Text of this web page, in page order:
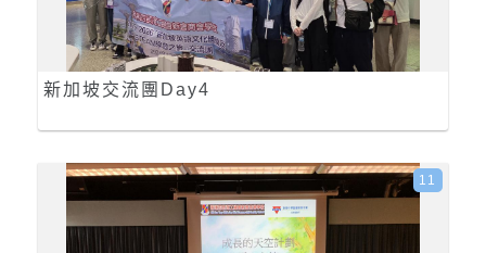
新加坡交流團Day4
11